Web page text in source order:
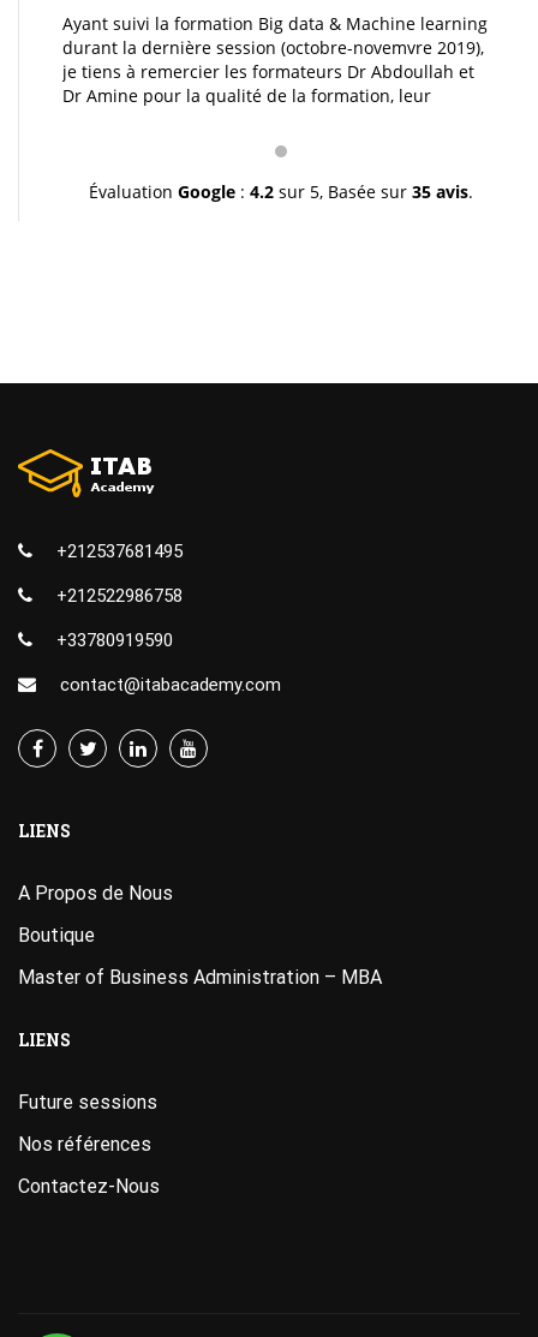
Ayant suivi la formation Big data & Machine learning
durant la dernière session (octobre-novemvre 2019),
je tiens à remercier les formateurs Dr Abdoullah et
Dr Amine pour la qualité de la formation, leur
très bonne continuation et à très bientôt inchallah.
Évaluation Google : 4.2 sur 5, Basée sur 35 avis.
+212537681495
+212522986758
+33780919590
contact@itabacademy.com
LIENS
A Propos de Nous
Boutique
Master of Business Administration – MBA
LIENS
Future sessions
Nos références
Contactez-Nous